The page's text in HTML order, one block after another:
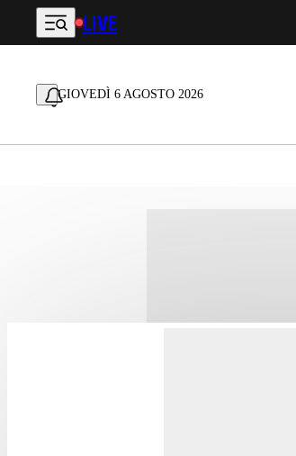
Vai al contenuto principale
LIVE
GIOVEDÌ 6 AGOSTO 2026